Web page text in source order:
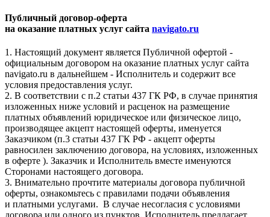
Публичный договор-оферта
на оказание платных услуг сайта navigato.ru
1. Настоящий документ является Публичной офертой -
официальным договором на оказание платных услуг сайта
navigato.ru в дальнейшем - Исполнитель и содержит все
условия предоставления услуг.
2. В соответствии с п.2 статьи 437 ГК РФ, в случае принятия
изложенных ниже условий и расценок на размещение
платных объявлений юридическое или физическое лицо,
производящее акцепт настоящей оферты, именуется
Заказчиком (п.3 статьи 437 ГК РФ - акцепт оферты
равносилен заключению договора, на условиях, изложенных
в оферте ). Заказчик и Исполнитель вместе именуются
Сторонами настоящего договора.
3. Внимательно прочтите материалы договора публичной
оферты, ознакомьтесь с правилами подачи объявления
и платными услугами. В случае несогласия с условиями